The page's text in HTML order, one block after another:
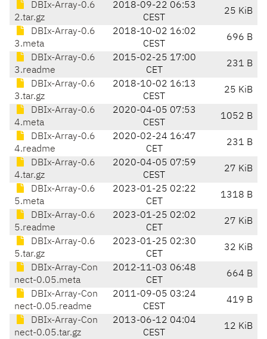
DBIx-Array-0.6
2.tar.gz
2018-09-22 06:53
CEST
25 KiB
DBIx-Array-0.6
3.meta
2018-10-02 16:02
CEST
696 B
DBIx-Array-0.6
3.readme
2015-02-25 17:00
CET
231 B
DBIx-Array-0.6
3.tar.gz
2018-10-02 16:13
CEST
25 KiB
DBIx-Array-0.6
4.meta
2020-04-05 07:53
CEST
1052 B
DBIx-Array-0.6
4.readme
2020-02-24 16:47
CET
231 B
DBIx-Array-0.6
4.tar.gz
2020-04-05 07:59
CEST
27 KiB
DBIx-Array-0.6
5.meta
2023-01-25 02:22
CET
1318 B
DBIx-Array-0.6
5.readme
2023-01-25 02:02
CET
27 KiB
DBIx-Array-0.6
5.tar.gz
2023-01-25 02:30
CET
32 KiB
DBIx-Array-Con
nect-0.05.meta
2012-11-03 06:48
CET
664 B
DBIx-Array-Con
nect-0.05.readme
2011-09-05 03:24
CEST
419 B
DBIx-Array-Con
nect-0.05.tar.gz
2013-06-12 04:04
CEST
12 KiB